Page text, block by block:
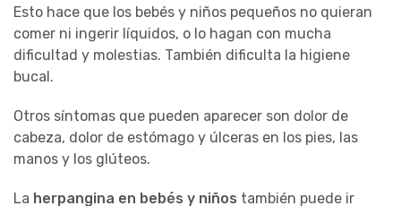
Esto hace que los bebés y niños pequeños no quieran
comer ni ingerir líquidos, o lo hagan con mucha
dificultad y molestias. También dificulta la higiene
bucal.
Otros síntomas que pueden aparecer son dolor de
cabeza, dolor de estómago y úlceras en los pies, las
manos y los glúteos.
La herpangina en bebés y niños también puede ir